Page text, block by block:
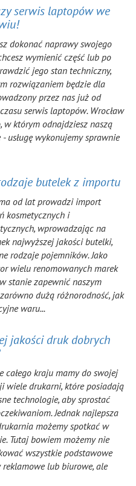
serwis laptopów we
dokonać naprawy swojego
wymienić część lub po
jego stan techniczny,
rozwiązaniem będzie dla
przez nas już od
serwis laptopów. Wrocław
w którym odnajdziesz naszą
usługę wykonujemy sprawnie
butelek z importu
od lat prowadzi import
kosmetycznych i
wprowadzając na
najwyższej jakości butelki,
rodzaje pojemników. Jako
wielu renomowanych marek
stanie zapewnić naszym
dużą różnorodność, jak
waru...
jakości druk dobrych
całego kraju mamy do swojej
wiele drukarni, które posiadają
technologie, aby sprostać
Jednak najlepsza
możemy spotkać w
Tutaj bowiem możemy nie
wszystkie podstawowe
reklamowe lub biurowe, ale